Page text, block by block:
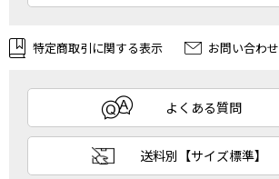
特定商取引に関する表示 お問い合わせ
よくある質問
送料別【サイズ標準】